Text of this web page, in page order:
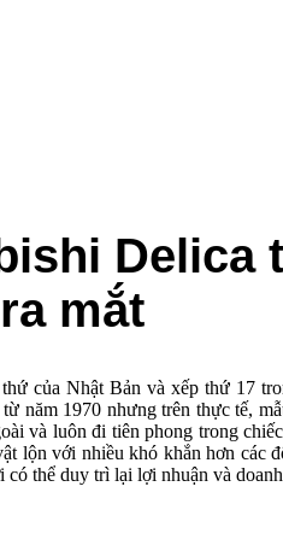
Delica
mắt
của Nhật Bản và xếp thứ 17
năm 1970 nhưng trên thực tế,
và luôn đi tiên phong trong
lộn với nhiều khó khắn hơn các
thể duy trì lại lợi nhuận và